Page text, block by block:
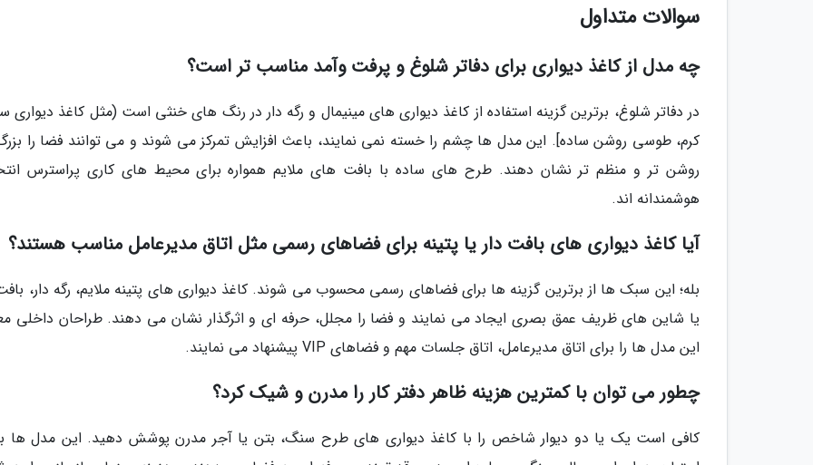
سوالات متداول
چه مدل از کاغذ دیواری برای دفاتر شلوغ و پرفت وآمد مناسب تر است؟
در دفاتر شلوغ، برترین گزینه استفاده از کاغذ دیواری های مینیمال و رگه دار در رنگ های خنثی است (مثل کاغذ دیواری
کرم، طوسی روشن ساده]. این مدل ها چشم را خسته نمی نمایند، باعث افزایش تمرکز می شوند و می توانند فضا را
روشن تر و منظم تر نشان دهند. طرح های ساده با بافت های ملایم همواره برای محیط های کاری پراسترس
هوشمندانه اند.
آیا کاغذ دیواری های بافت دار یا پتینه برای فضاهای رسمی مثل اتاق مدیرعامل مناسب هستند؟
بله؛ این سبک ها از برترین گزینه ها برای فضاهای رسمی محسوب می شوند. کاغذ دیواری های پتینه ملایم، رگه دار،
یا شاین های ظریف عمق بصری ایجاد می نمایند و فضا را مجلل، حرفه ای و اثرگذار نشان می دهند. طراحان داخلی
این مدل ها را برای اتاق مدیرعامل، اتاق جلسات مهم و فضاهای VIP پیشنهاد می نمایند.
چطور می توان با کمترین هزینه ظاهر دفتر کار را مدرن و شیک کرد؟
کافی است یک یا دو دیوار شاخص را با کاغذ دیواری های طرح سنگ، بتن یا آجر مدرن پوشش دهید. این مدل ها